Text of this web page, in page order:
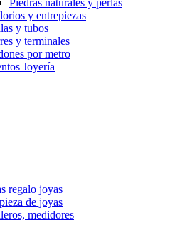
y entrepiezas
y tubos
y terminales
por metro
Joyería
regalo joyas
de joyas
medidores